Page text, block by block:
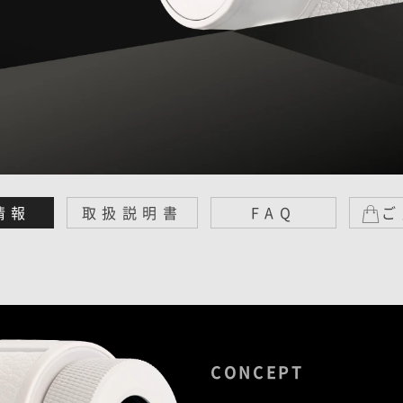
報 取扱説明書 FAQ
CONCEPT